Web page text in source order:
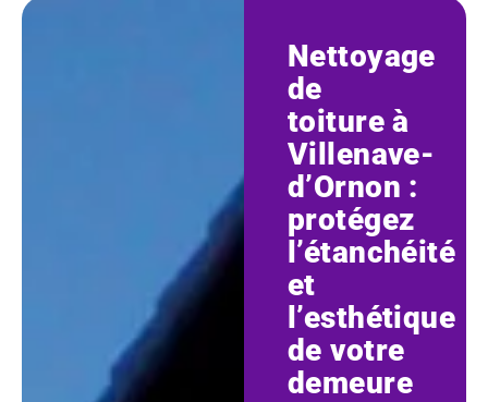
Nettoyage
de
toiture à
Villenave-
d’Ornon :
protégez
l’étanchéité
et
l’esthétique
de votre
demeure